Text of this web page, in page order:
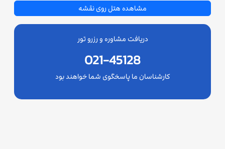
مشاهده هتل روی نقشه
دریافت مشاوره و رزرو تور
021-45128
کارشناسان ما پاسخگوی شما خواهند بود